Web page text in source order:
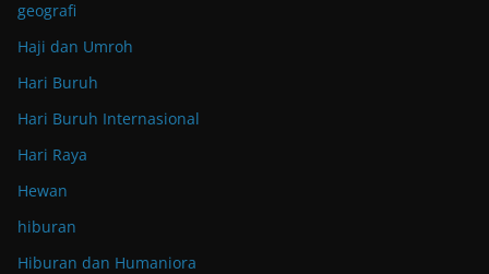
geografi
Haji dan Umroh
Hari Buruh
Hari Buruh Internasional
Hari Raya
Hewan
hiburan
Hiburan dan Humaniora